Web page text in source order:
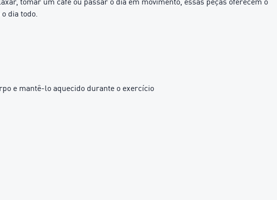
dia todo.
e mantê-lo aquecido durante o exercício